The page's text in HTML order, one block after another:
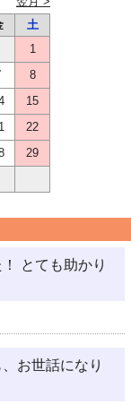
土
1
8
15
22
29
とても助かり
お世話になり